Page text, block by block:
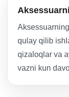
qulay qilib
qizaloqlar va
vazni kun